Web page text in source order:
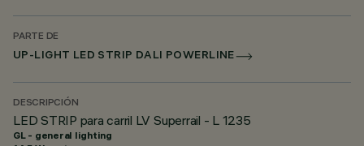
PARTE DE
UP-LIGHT LED STRIP DALI POWERLINE
DESCRIPCIÓN
LED STRIP para carril LV Superrail - L 1235
GL - general lighting